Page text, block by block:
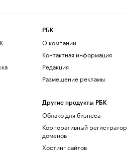
РБК
О компании
Контактная информация
Редакция
Размещение рекламы
Другие продукты РБК
Облако для бизнеса
Корпоративный регистратор
доменов
Хостинг сайтов